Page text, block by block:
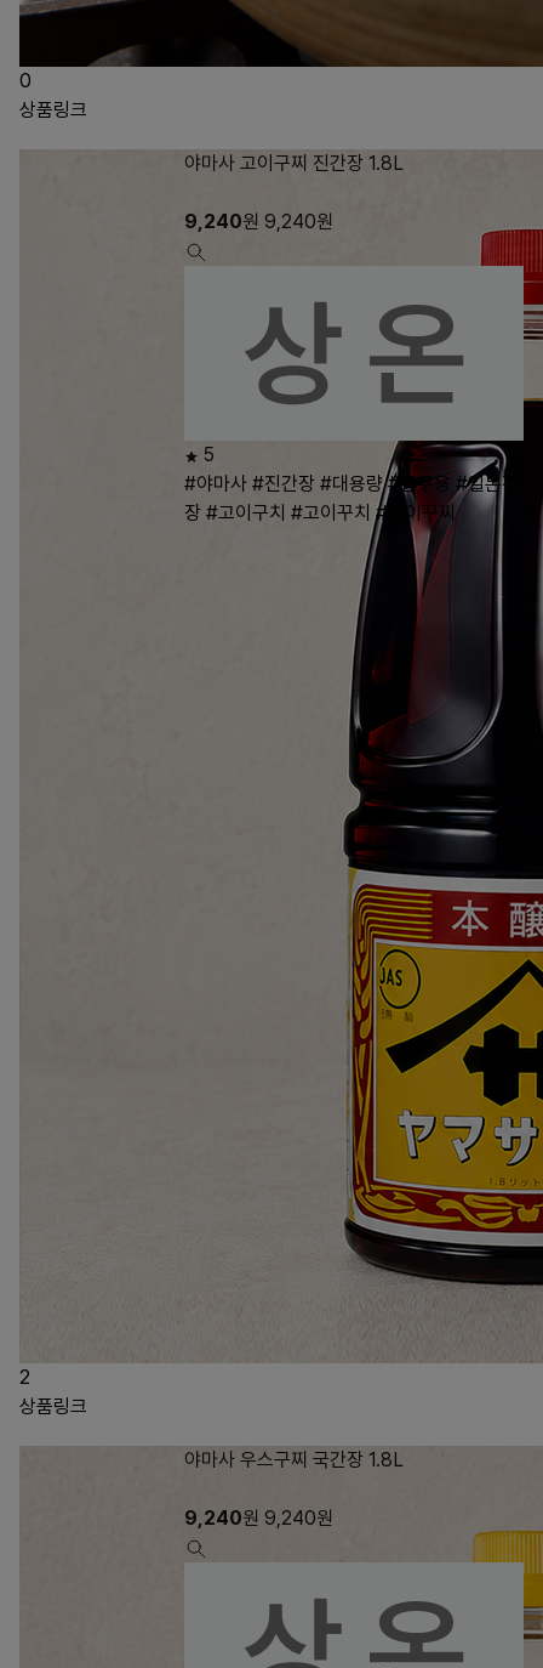
0
상품링크
2
야마사 고이구찌 진간장 1.8L
9,240원 9,240원
5
#야마사 #진간장 #대용량 #업무용 #일본간
장 #고이구치 #고이꾸치 #고이꾸찌
상품링크
야마사 우스구찌 국간장 1.8L
9,240원 9,240원